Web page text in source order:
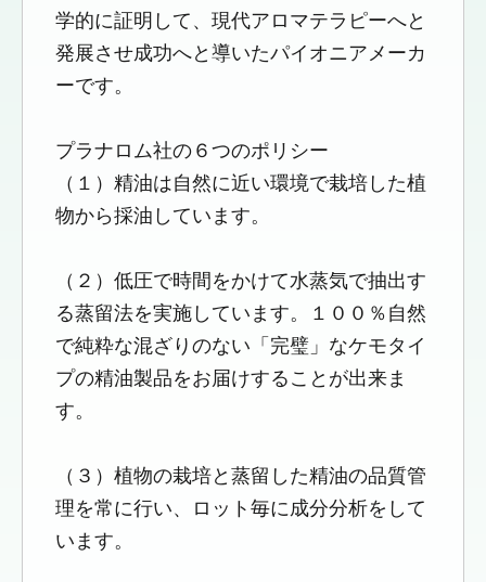
学的に証明して、現代アロマテラピーへと
発展させ成功へと導いたパイオニアメーカ
ーです。
プラナロム社の６つのポリシー
（１）精油は自然に近い環境で栽培した植
物から採油しています。
（２）低圧で時間をかけて水蒸気で抽出す
る蒸留法を実施しています。１００％自然
で純粋な混ざりのない「完璧」なケモタイ
プの精油製品をお届けすることが出来ま
す。
（３）植物の栽培と蒸留した精油の品質管
理を常に行い、ロット毎に成分分析をして
います。